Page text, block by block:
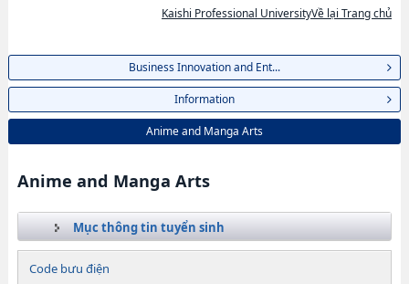
Kaishi Professional UniversityVề lại Trang chủ
Business Innovation and Ent...
Information
Anime and Manga Arts
Anime and Manga Arts
Mục thông tin tuyển sinh
Code bưu điện